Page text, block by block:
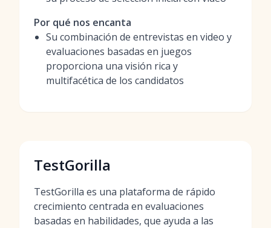
Por qué nos encanta
Su combinación de entrevistas en video y
evaluaciones basadas en juegos
proporciona una visión rica y
multifacética de los candidatos
TestGorilla
TestGorilla es una plataforma de rápido
crecimiento centrada en evaluaciones
basadas en habilidades, que ayuda a las